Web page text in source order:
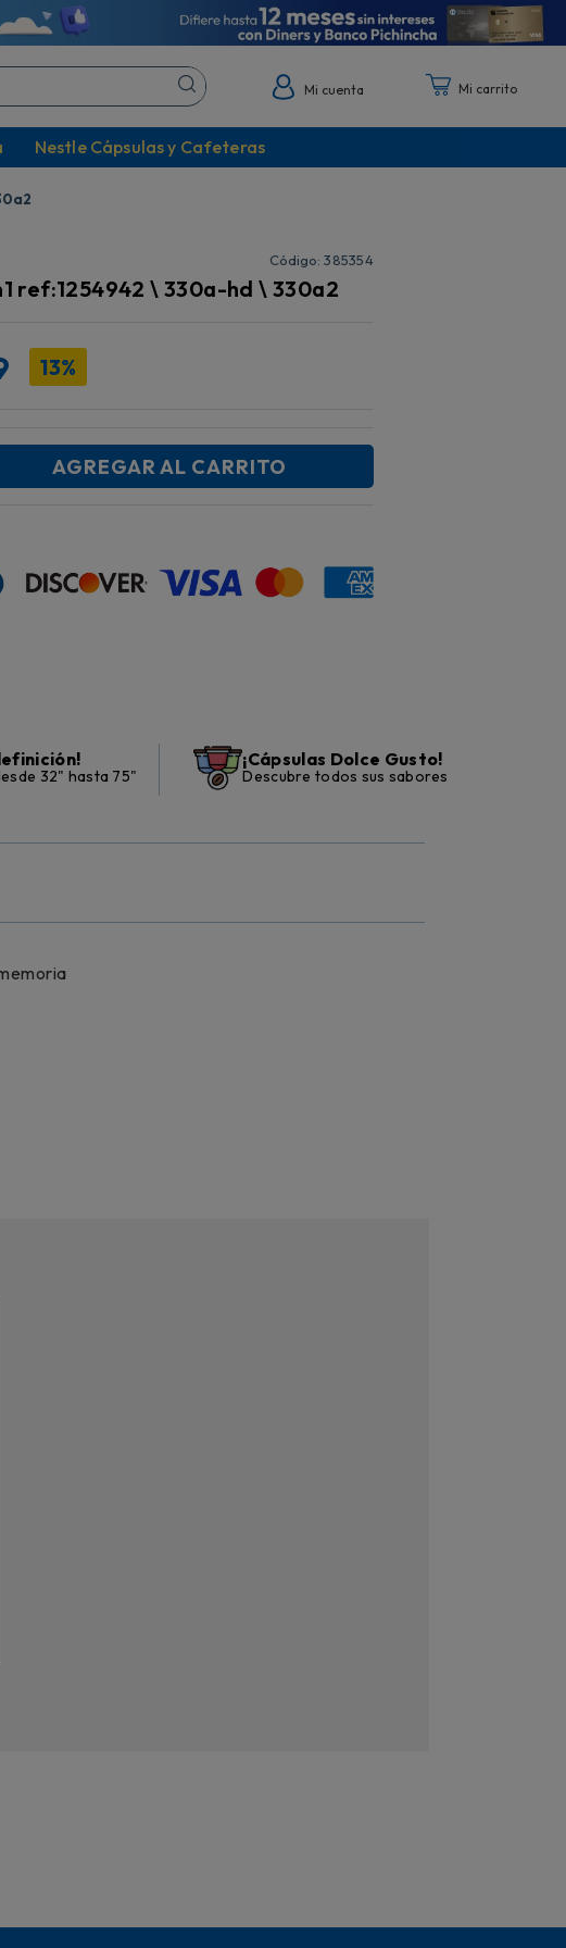
Mi cuenta
Nestle Cápsulas y Cafeteras
: 385354
ref:1254942 \ 330a-hd \ 330a2
13%
AGREGAR AL CARRITO
32" hasta 75"
¡Cápsulas Dolce Gusto!
Descubre todos sus sabores